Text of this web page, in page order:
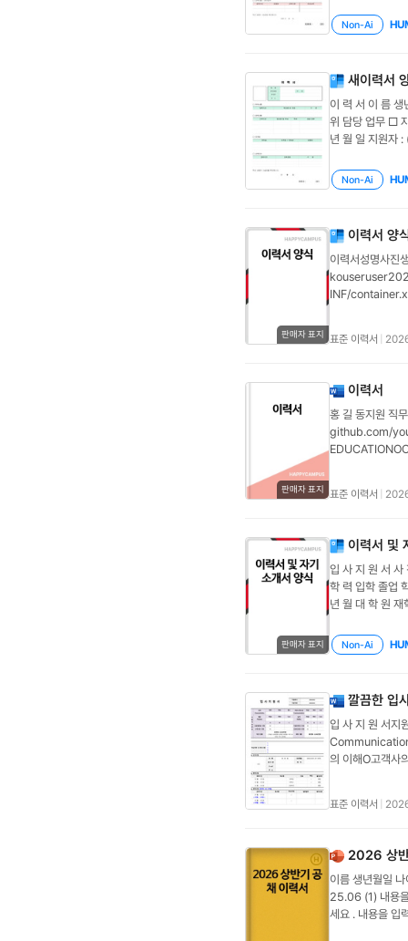
Non-Ai
새이력서
이 력 서 이 름
위 담당 업무 □
년 월 일 지원자 :
Non-Ai
판매자 표지
이력서 양
이력서성명사진
INF/
표준 이력서
판매자 표지
이력서
홍 길 동지원
github.com/
어민영어 비즈니
니다. 연간 매출
20XX.MM ~ 현
이 한 구체적 행
OO부서 대리→
OO팀 사원→ 핵
등학교이과졸업
력공단
관리수상 및 대
20XX.MM ~
20XX.MMOO 장
능 / 0,000만원
서술하세요. 예
요경험학업 과
표준 이력서
판매자 표지
이력서 및
입 사 지 원 서
학 력 입학 졸업
년 월 대 학 원
무기간 필, 미필,
족사항 ■ 학교생
Non-Ai
깔끔한 입
입 사 지 원 서지
의 이해O고객사
월 ~ 년 월대학
월 )/년 월 ~ 년
증자격증명취득
명내용년 월 ~
자기소개서성장
표준 이력서
2026 상
이름 생년월일
25.06 (1) 내용
세요 . 내용을 입